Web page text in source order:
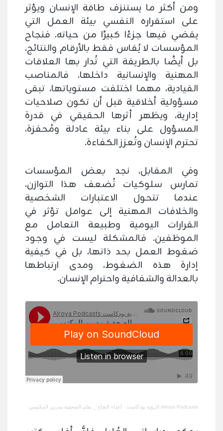
ومن أكثر ما يستنزف طاقة الإنسان ويؤثر
على استقراره النفسي بيئة العمل التي
يقضي فيها جزءًا كبيرًا من حياته. فنجاح
المؤسسات لا يُقاس فقط بالأرقام والنتائج،
بل أيضًا بالطريقة التي تُدار بها العلاقات
المهنية والإنسانية داخلها. فالمناصب
القيادية، مهما اختلفت مستوياتها، تبقى
مسؤولية أخلاقية قبل أن تكون صلاحيات
إدارية، ويظهر أثرها الحقيقي في قدرة
المسؤول على بناء بيئة عادلة ومُحفزة،
تحترم الإنسان وتُعزز الكفاءة.
وفي المقابل، نجد بعض المؤسسات
تمارس سلوكيات تُضعف هذا التوازن،
عندما تتحول الاعتبارات الشخصية
والخلافات المهنية إلى عوامل تؤثر في
القرارات اليومية وطبيعة التعامل مع
الموظفين. فالمشكلة ليست في وجود
ضغوط العمل بحد ذاتها، بل في كيفية
إدارة هذه الضغوط، ومدى ارتباطها
بالعدالة والشفافية واحترام الإنسان.
Alroya Podcasts الرؤية بودكاست · أعداء النجاح _ بقلم الصحفية مدرين المكتومي